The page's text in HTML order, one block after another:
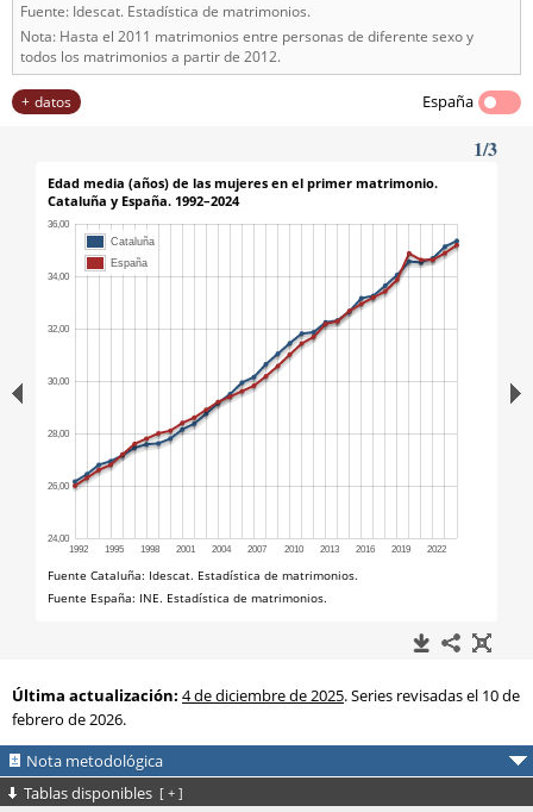
Fuente: Idescat. Estadística de matrimonios.
Nota: Hasta el 2011 matrimonios entre personas de diferente sexo y
todos los matrimonios a partir de 2012.
datos España
Última actualización: 4 de diciembre de 2025. Series revisadas el 10 de
febrero de 2026.
Nota metodológica
Tablas disponibles [ + ]